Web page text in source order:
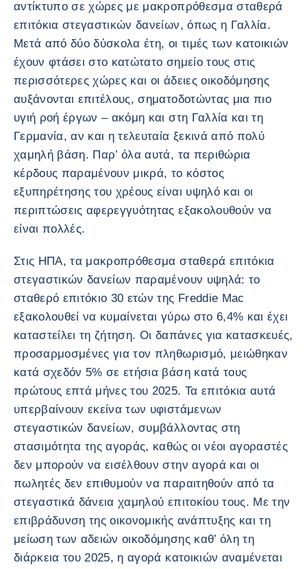
αντίκτυπο σε χώρες με μακροπρόθεσμα σταθερά
επιτόκια στεγαστικών δανείων, όπως η Γαλλία.
Μετά από δύο δύσκολα έτη, οι τιμές των κατοικιών
έχουν φτάσει στο κατώτατο σημείο τους στις
περισσότερες χώρες και οι άδειες οικοδόμησης
αυξάνονται επιτέλους, σηματοδοτώντας μια πιο
υγιή ροή έργων – ακόμη και στη Γαλλία και τη
Γερμανία, αν και η τελευταία ξεκινά από πολύ
χαμηλή βάση. Παρ’ όλα αυτά, τα περιθώρια
κέρδους παραμένουν μικρά, το κόστος
εξυπηρέτησης του χρέους είναι υψηλό και οι
περιπτώσεις αφερεγγυότητας εξακολουθούν να
είναι πολλές.
Στις ΗΠΑ, τα μακροπρόθεσμα σταθερά επιτόκια
στεγαστικών δανείων παραμένουν υψηλά: το
σταθερό επιτόκιο 30 ετών της Freddie Mac
εξακολουθεί να κυμαίνεται γύρω στο 6,4% και έχει
καταστείλει τη ζήτηση. Οι δαπάνες για κατασκευές,
προσαρμοσμένες για τον πληθωρισμό, μειώθηκαν
κατά σχεδόν 5% σε ετήσια βάση κατά τους
πρώτους επτά μήνες του 2025. Τα επιτόκια αυτά
υπερβαίνουν εκείνα των υφιστάμενων
στεγαστικών δανείων, συμβάλλοντας στη
στασιμότητα της αγοράς, καθώς οι νέοι αγοραστές
δεν μπορούν να εισέλθουν στην αγορά και οι
πωλητές δεν επιθυμούν να παραιτηθούν από τα
στεγαστικά δάνεια χαμηλού επιτοκίου τους. Με την
επιβράδυνση της οικονομικής ανάπτυξης και τη
μείωση των αδειών οικοδόμησης καθ’ όλη τη
διάρκεια του 2025, η αγορά κατοικιών αναμένεται